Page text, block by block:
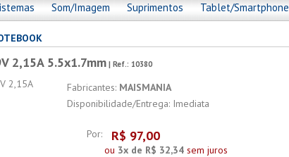
Som/Imagem Suprimentos Tablet/Smartphone
2,15A 5.5x1.7mm | Ref.: 10380
Fabricantes: MAISMANIA
Disponibilidade/Entrega: Imediata
Por: R$ 97,00
ou 3x de R$ 32,34 sem juros